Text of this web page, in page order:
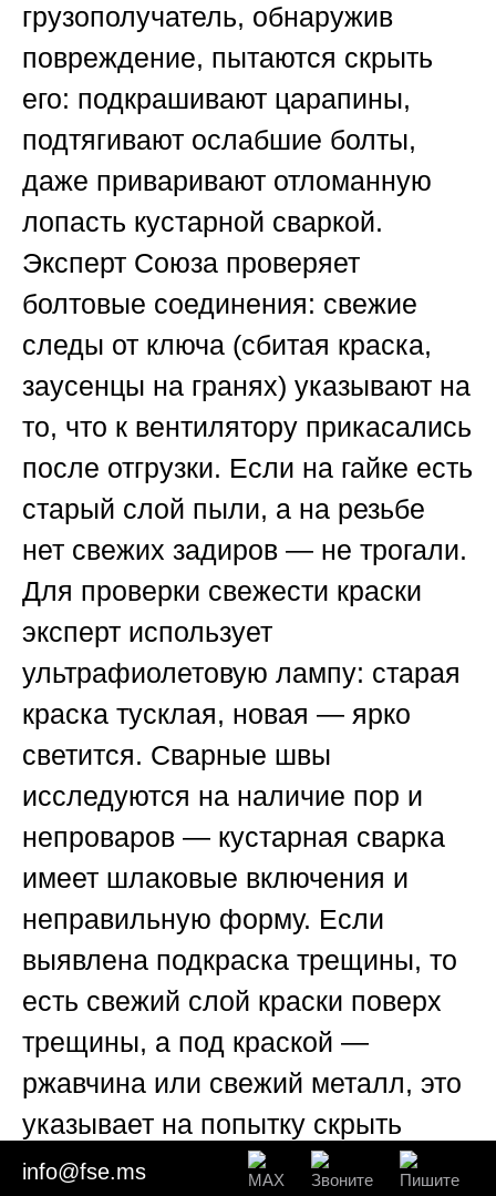
грузополучатель, обнаружив
повреждение, пытаются скрыть
его: подкрашивают царапины,
подтягивают ослабшие болты,
даже приваривают отломанную
лопасть кустарной сваркой.
Эксперт Союза проверяет
болтовые соединения: свежие
следы от ключа (сбитая краска,
заусенцы на гранях) указывают на
то, что к вентилятору прикасались
после отгрузки. Если на гайке есть
старый слой пыли, а на резьбе
нет свежих задиров — не трогали.
Для проверки свежести краски
эксперт использует
ультрафиолетовую лампу: старая
краска тусклая, новая — ярко
светится. Сварные швы
исследуются на наличие пор и
непроваров — кустарная сварка
имеет шлаковые включения и
неправильную форму. Если
выявлена подкраска трещины, то
есть свежий слой краски поверх
трещины, а под краской —
ржавчина или свежий металл, это
указывает на попытку скрыть
повреждение. Суд расценивает
info@fse.ms